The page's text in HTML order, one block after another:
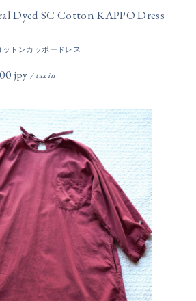
Dyed SC Cotton KAPPO Dress
トンカッポードレス
円(税込)